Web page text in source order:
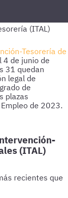
Tesorería de
4 de junio de
31 quedan
legal de
de
plazas
de 2023.
(ITAL)
recientes que